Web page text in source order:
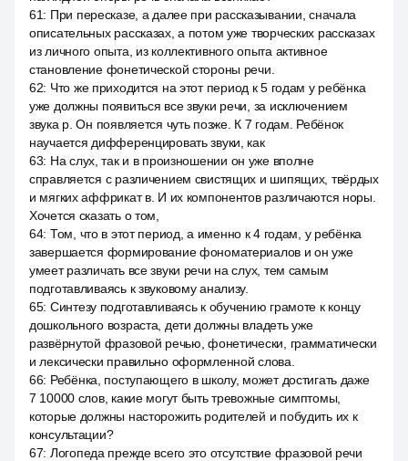
61: При пересказе, а далее при рассказывании, сначала
описательных рассказах, а потом уже творческих рассказах
из личного опыта, из коллективного опыта активное
становление фонетической стороны речи.
62: Что же приходится на этот период к 5 годам у ребёнка
уже должны появиться все звуки речи, за исключением
звука р. Он появляется чуть позже. К 7 годам. Ребёнок
научается дифференцировать звуки, как
63: На слух, так и в произношении он уже вполне
справляется с различением свистящих и шипящих, твёрдых
и мягких аффрикат в. И их компонентов различаются норы.
Хочется сказать о том,
64: Том, что в этот период, а именно к 4 годам, у ребёнка
завершается формирование фономатериалов и он уже
умеет различать все звуки речи на слух, тем самым
подготавливаясь к звуковому анализу.
65: Синтезу подготавливаясь к обучению грамоте к концу
дошкольного возраста, дети должны владеть уже
развёрнутой фразовой речью, фонетически, грамматически
и лексически правильно оформленной слова.
66: Ребёнка, поступающего в школу, может достигать даже
7 10000 слов, какие могут быть тревожные симптомы,
которые должны насторожить родителей и побудить их к
консультации?
67: Логопеда прежде всего это отсутствие фразовой речи